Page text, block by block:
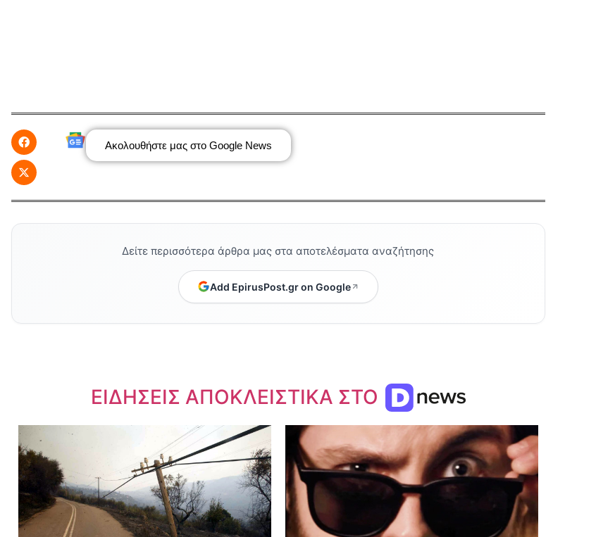
Ακολουθήστε μας στο Google News
Δείτε περισσότερα άρθρα μας στα αποτελέσματα αναζήτησης
Add EpirusPost.gr on Google
ΕΙΔΗΣΕΙΣ ΑΠΟΚΛΕΙΣΤΙΚΑ ΣΤΟ
Dnews.gr